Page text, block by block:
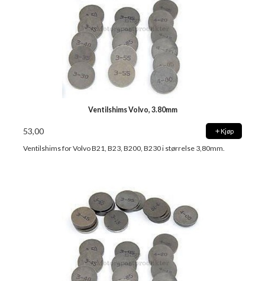
Ventilshims Volvo, 3.80mm
53,00 Kjøp
Ventilshims for Volvo B21, B23, B200, B230 i størrelse 3,80mm.